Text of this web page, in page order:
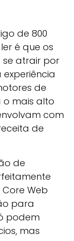
de 800
é que os
se atrair por
de
o mais alto
com
de
de
Web
para
podem
mas